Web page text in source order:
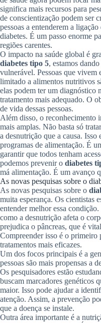
significa mais recursos para
de conscientização podem ser
pessoas a entenderem a
diabetes. É um passo enorme
regiões carentes.
O impacto na saúde global é
diabetes tipo 5, estamos
vulnerável. Pessoas que vivem
limitado a alimentos nutritivos
elas podem ter um diagnóstico
tratamento mais adequado. O
de vida dessas pessoas.
Além disso, o reconhecimento
mais amplas. Não basta só
a desnutrição que a causa.
programas de alimentação. É
garantir que todos tenham
podemos prevenir o diabetes
má alimentação. É um avanço
As novas pesquisas sobre o
As novas pesquisas sobre o
muita esperança. Os cientistas
entender melhor essa
como a desnutrição afeta o
prejudica o pâncreas, que é
Compreender isso é o primeiro
tratamentos mais eficazes.
Um dos focos principais é a
pessoas são mais propensas a
Os pesquisadores estão
buscam marcadores genéticos
maior. Isso pode ajudar a
atenção. Assim, a prevenção
que a doença se instale.
Outra área importante é a